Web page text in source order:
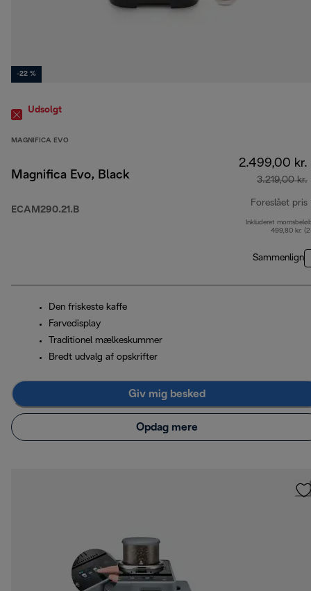
-22 %
Udsolgt
MAGNIFICA EVO
Magnifica Evo, Black
ECAM290.21.B
2.499,00 kr.
3.219,00 kr.
Foreslået pris
Inkluderet
499,80 kr.
Sammenlign
Den friskeste kaffe
Farvedisplay
Traditionel mælkeskummer
Bredt udvalg af opskrifter
Giv mig besked
Opdag mere